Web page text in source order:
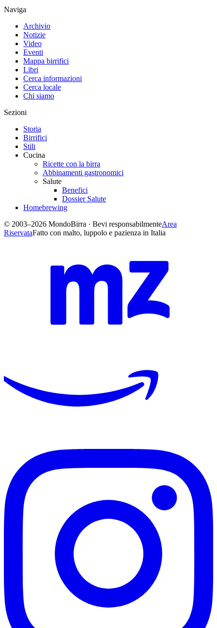
Naviga
Archivio
Notizie
Video
Eventi
Mappa birrifici
Libri
Cerca informazioni
Cerca locale
Chi siamo
Sezioni
Storia
Birrifici
Stili
Cucina
Ricette con la birra
Abbinamenti gastronomici
Salute
Benefici
Dossier Salute
Homebrewing
© 2003–2026 MondoBirra · Bevi responsabilmenteArea
RiservataFatto con malto, luppolo e pazienza in Italia